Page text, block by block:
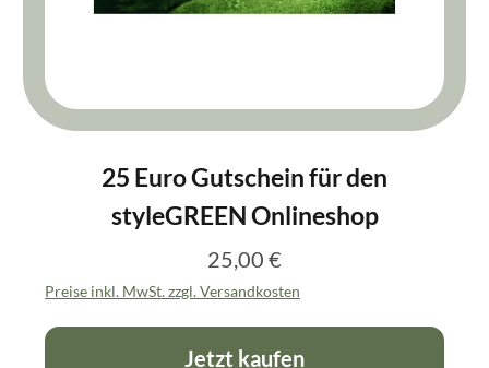
25 Euro Gutschein für den
styleGREEN Onlineshop
Regulärer Preis:
25,00 €
Preise inkl. MwSt. zzgl. Versandkosten
Jetzt kaufen